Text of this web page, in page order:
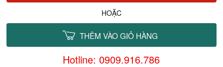
HOẶC
THÊM VÀO GIỎ HÀNG
Hotline: 0909.916.786